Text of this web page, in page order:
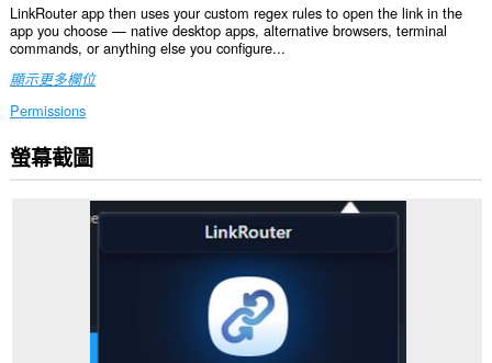
LinkRouter app then uses your custom regex rules to open the link in the
app you choose — native desktop apps, alternative browsers, terminal
commands, or anything else you configure...
顯示更多欄位
Permissions
這
個
螢幕截圖